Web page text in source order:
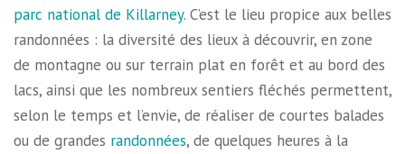
parc national de Killarney. C’est le lieu propice aux belles
randonnées : la diversité des lieux à découvrir, en zone
de montagne ou sur terrain plat en forêt et au bord des
lacs, ainsi que les nombreux sentiers fléchés permettent,
selon le temps et l’envie, de réaliser de courtes balades
ou de grandes randonnées, de quelques heures à la